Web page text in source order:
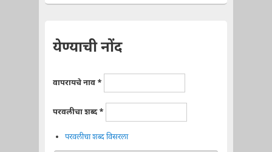
येण्याची नोंद
वापरायचे नाव *
परवलीचा शब्द*
परवलीचा शब्द विसरला